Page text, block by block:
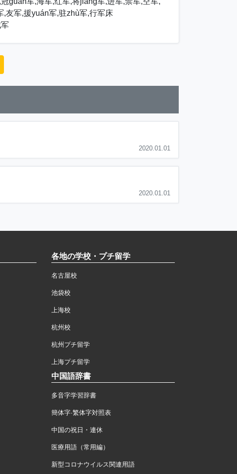
,友军,援yuán军,驻zhù军,行军床
2020.01.01
2020.01.01
各地の学校・プチ留学
名古屋校
池袋校
上海校
杭州校
杭州プチ留学
上海プチ留学
中国語辞書
多音字学習辞書
簡体字·繁体字対照表
中国の祝日・連休
医療用語（常用編）
新型コロナウイルス関連用語